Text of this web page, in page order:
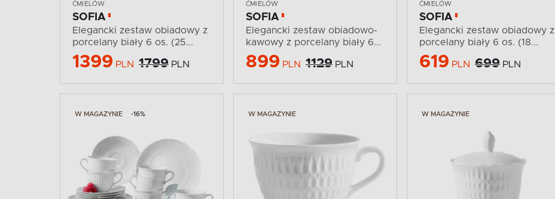
ĆMIELÓW
SOFIA
Elegancki zestaw obiadowy z
porcelany biały 6 os. (25...
1399 PLN 1799 PLN
ĆMIELÓW
SOFIA
Elegancki zestaw obiadowo-
kawowy z porcelany biały 6...
899 PLN 1129 PLN
ĆMIELÓW
SOFIA
Elegancki zestaw obiadowy z
porcelany biały 6 os. (18...
619 PLN 699 PLN
W MAGAZYNIE -16% W MAGAZYNIE W MAGAZYNIE